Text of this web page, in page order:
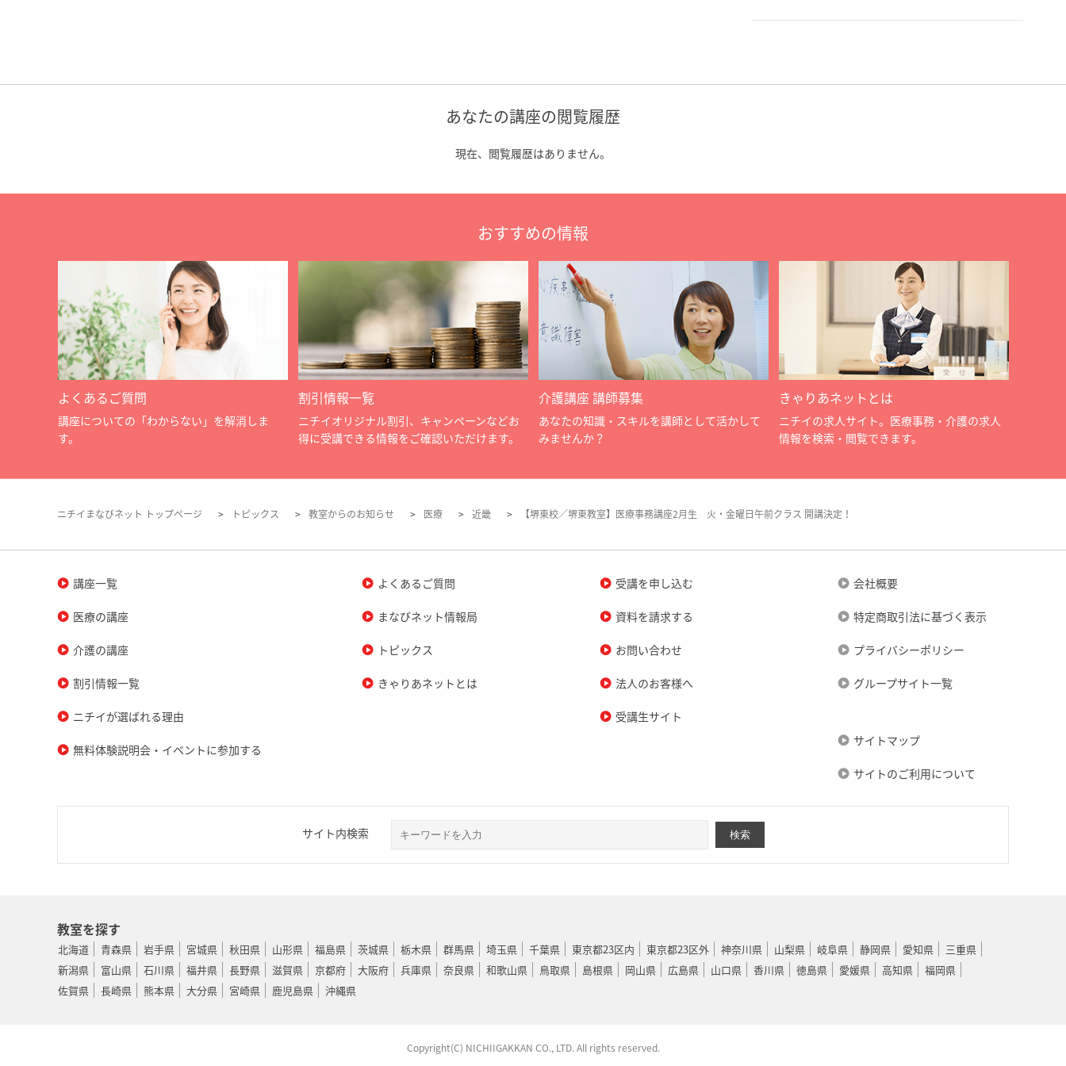
あなたの講座の閲覧履歴
現在、閲覧履歴はありません。
おすすめの情報
よくあるご質問
講座についての「わからない」を解消しま
す。
割引情報一覧
ニチイオリジナル割引、キャンペーンなどお
得に受講できる情報をご確認いただけます。
介護講座 講師募集
あなたの知識・スキルを講師として活かして
みませんか？
きゃりあネットとは
ニチイの求人サイト。医療事務・介護の求人
情報を検索・閲覧できます。
ニチイまなびネット トップページ トピックス 教室からのお知らせ 医療 近畿 【堺東校／堺東教室】医療事務講座2月生 火・金曜日午前クラス 開講決定！
講座一覧
医療の講座
介護の講座
割引情報一覧
ニチイが選ばれる理由
無料体験説明会・イベントに参加する
よくあるご質問
まなびネット情報局
トピックス
きゃりあネットとは
受講を申し込む
資料を請求する
お問い合わせ
法人のお客様へ
受講生サイト
会社概要
特定商取引法に基づく表示
プライバシーポリシー
グループサイト一覧
サイトマップ
サイトのご利用について
サイト内検索
教室を探す
北海道 青森県 岩手県 宮城県 秋田県 山形県 福島県 茨城県 栃木県 群馬県 埼玉県 千葉県 東京都23区内 東京都23区外 神奈川県 山梨県 岐阜県 静岡県 愛知県
三重県
新潟県
富山県 石川県 福井県 長野県 滋賀県 京都府 大阪府 兵庫県 奈良県 和歌山県 鳥取県 島根県 岡山県 広島県 山口県 香川県 徳島県 愛媛県 高知県
福岡県
佐賀県
長崎県 熊本県 大分県 宮崎県 鹿児島県 沖縄県
Copyright(C) NICHIIGAKKAN CO., LTD. All rights reserved.